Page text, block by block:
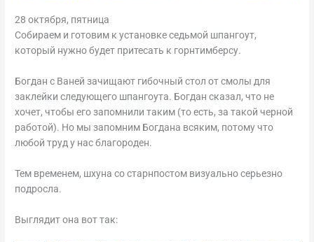
28 октября, пятница
Собираем и готовим к установке седьмой шпангоут,
который нужно будет притесать к горнтимберсу.
Богдан с Ваней зачищают гибочный стол от смолы для
заклейки следующего шпангоута. Богдан сказал, что не
хочет, чтобы его запомнили таким (то есть, за такой черной
работой). Но мы запомним Богдана всяким, потому что
любой труд у нас благороден.
Тем временем, шхуна со старнпостом визуально серьезно
подросла.
Выглядит она вот так: